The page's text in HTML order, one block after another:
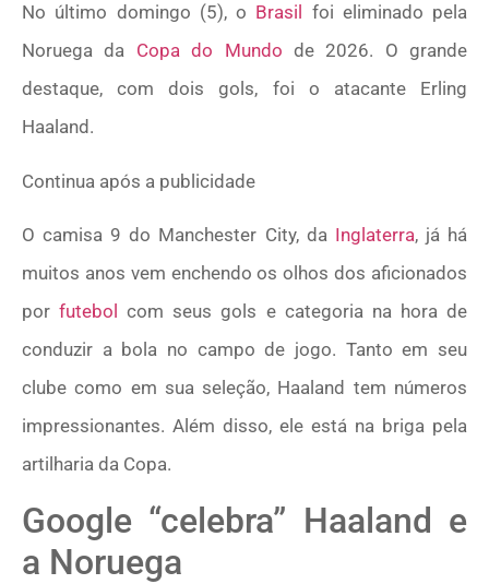
No último domingo (5), o Brasil
foi eliminado pela
Noruega da Copa do Mundo de 2026. O grande
destaque, com dois gols, foi o atacante Erling
Haaland.
Continua após a publicidade
O camisa 9 do Manchester City, da Inglaterra, já há
muitos anos vem enchendo os olhos dos aficionados
porfutebol
com seus gols e categoria na hora de
conduzir a bola no campo de jogo. Tanto em seu
clube como em sua seleção, Haaland tem números
impressionantes. Além disso, ele está na briga pela
artilharia da Copa.
Google “celebra” Haaland e
a Noruega